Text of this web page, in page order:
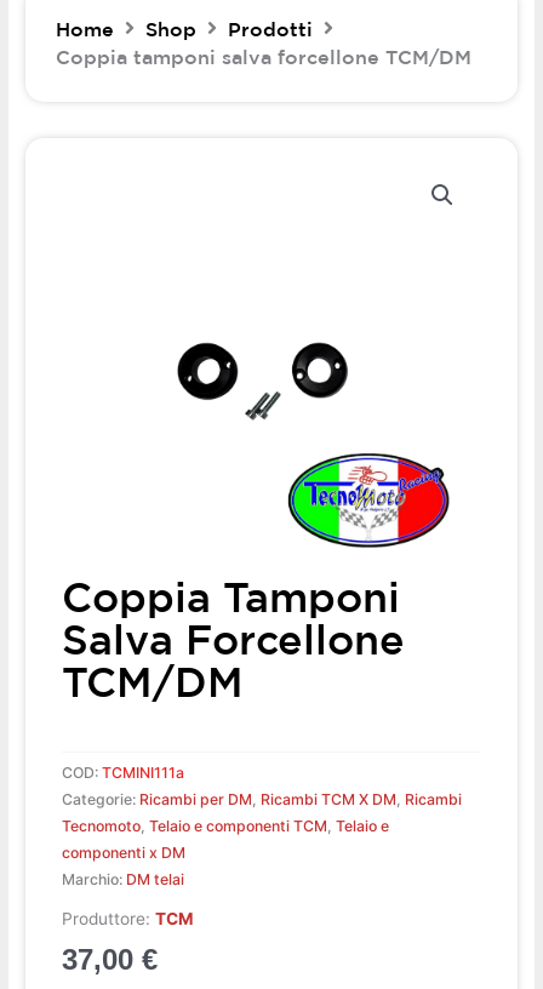
Home Shop
Prodotti
Coppia tamponi salva forcellone TCM/DM
Coppia Tamponi
Salva Forcellone
TCM/DM
COD:TCMINI111a
Categorie: Ricambi per DM, Ricambi TCM X DM, Ricambi
Tecnomoto,Telaio e componenti TCM,Telaio e
componenti x DM
Marchio: DM telai
Produttore:TCM
37,00€